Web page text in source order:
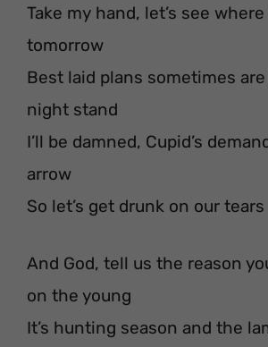
Take my hand, let’s see
tomorrow
Best laid plans sometimes
night stand
I’ll be damned, Cupid’s
arrow
So let’s get drunk on our tears
And God, tell us the reason
on the young
It’s hunting season and the